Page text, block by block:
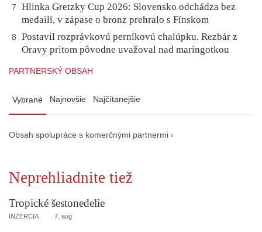
7
Hlinka Gretzky Cup 2026: Slovensko odchádza bez
medailí, v zápase o bronz prehralo s Fínskom
8
Postavil rozprávkovú perníkovú chalúpku. Rezbár z
Oravy pritom pôvodne uvažoval nad maringotkou
PARTNERSKÝ OBSAH
Vybrané Najnovšie Najčítanejšie
Obsah spolupráce s komerčnými partnermi ›
Neprehliadnite tiež
Tropické šestonedelie
INZERCIA 7. aug